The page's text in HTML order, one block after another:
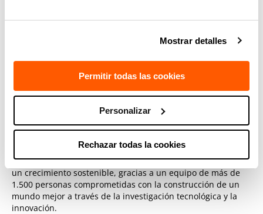
Mostrar detalles
Permitir todas las cookies
Personalizar
Rechazar todas la cookies
Como parte del Polo Mubil, este futuro edificio tendrá como
ámbito de la electromovilidad, potenciando la colaboración
Acerca de TECNALIA
TECNALIA es el mayor centro de investigación aplicada y
desarrollo tecnológico de España, un referente en Europa y
Colabora con las empresas e instituciones para mejorar su
competitividad, la calidad de vida de las personas y lograr
un crecimiento sostenible, gracias a un equipo de más de
1.500 personas comprometidas con la construcción de un
mundo mejor a través de la investigación tecnológica y la
innovación.